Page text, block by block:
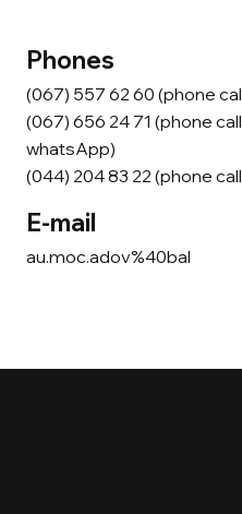
Phones
(067) 557 62 60 (phone
(067) 656 24 71 (phone
whatsApp)
(044) 204 83 22 (phone
E-mail
au.moc.adov%40bal